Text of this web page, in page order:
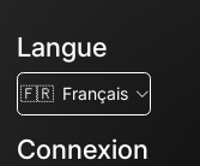
Langue
🇫🇷 Français
Connexion